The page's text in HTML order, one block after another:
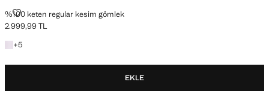
%100 keten regular kesim gömlek
%100 KETEN REGULAR KESIM GÖMLEK
Güncel fiyat [2.999,99 TL ]
2.999,99 TL
+5
+5 renk
EKLE